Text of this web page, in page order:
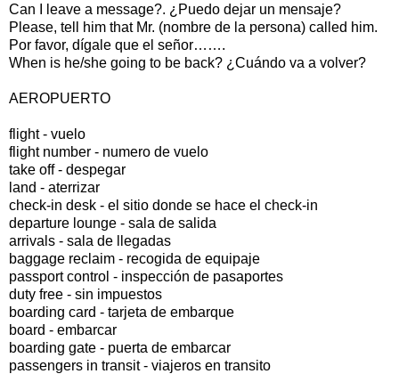
Can I leave a message?. ¿Puedo dejar un mensaje?
Please, tell him that Mr. (nombre de la persona) called him.
Por favor, dígale que el señor…….
When is he/she going to be back? ¿Cuándo va a volver?
AEROPUERTO
flight - vuelo
flight number - numero de vuelo
take off - despegar
land - aterrizar
check-in desk - el sitio donde se hace el check-in
departure lounge - sala de salida
arrivals - sala de llegadas
baggage reclaim - recogida de equipaje
passport control - inspección de pasaportes
duty free - sin impuestos
boarding card - tarjeta de embarque
board - embarcar
boarding gate - puerta de embarcar
passengers in transit - viajeros en transito